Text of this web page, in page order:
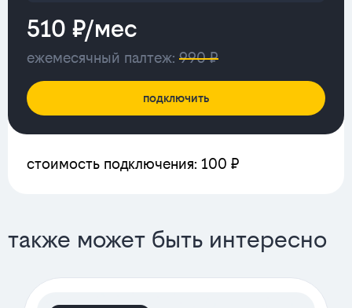
510 ₽/мес
ежемесячный палтеж: 990 ₽
подключить
стоимость подключения: 100 ₽
также может быть интересно